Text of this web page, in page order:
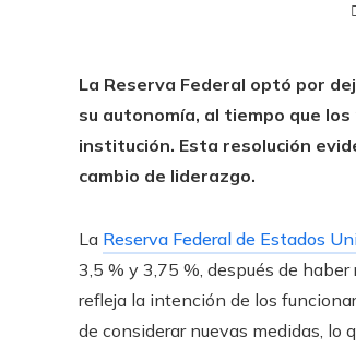
La Reserva Federal optó por
su autonomía, al tiempo que
institución. Esta resolución
cambio de liderazgo.
La Reserva Federal de Estados
3,5 % y 3,75 %, después de
refleja la intención de los
de considerar nuevas medidas, lo